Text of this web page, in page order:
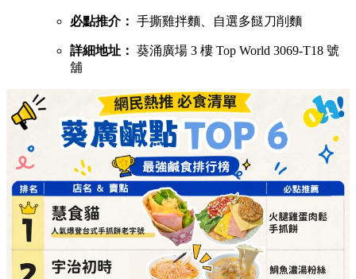
必點推介： 手撕雞拌麵、自選多餸刀削麵
詳細地址： 葵涌廣場 3 樓 Top World 3069-T18 號
舖